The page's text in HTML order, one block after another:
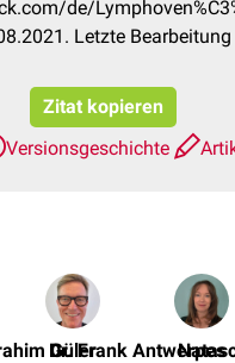
de/
Letzte
Zitat kopieren
Versionsgeschichte
Güler
Dr. Frank Antwerpes